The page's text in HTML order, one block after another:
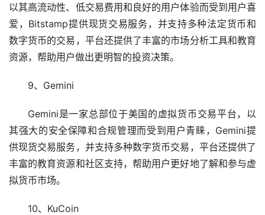
以其高流动性、低交易费用和良好的用户体验而受到用户喜
爱，Bitstamp提供现货交易服务，并支持多种法定货币和
数字货币的交易，平台还提供了丰富的市场分析工具和教育
资源，帮助用户做出更明智的投资决策。
9、Gemini
Gemini是一家总部位于美国的虚拟货币交易平台，以
其强大的安全保障和合规管理而受到用户青睐，Gemini提
供现货交易服务，并支持多种数字货币交易，平台还提供了
丰富的教育资源和社区支持，帮助用户更好地了解和参与虚
拟货币市场。
10、KuCoin